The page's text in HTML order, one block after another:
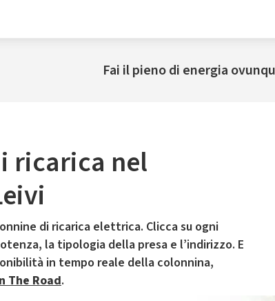
Fai il pieno di energia
ricarica nel
di ricarica elettrica. Clicca su ogni
la tipologia della presa e l’indirizzo. E
in tempo reale della colonnina,
The Road.